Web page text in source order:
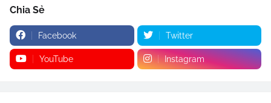
Chia Sẻ
Facebook Twitter
YouTube Instagram